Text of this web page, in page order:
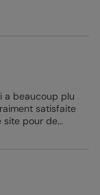
a beaucoup plu
satisfaite
site pour de